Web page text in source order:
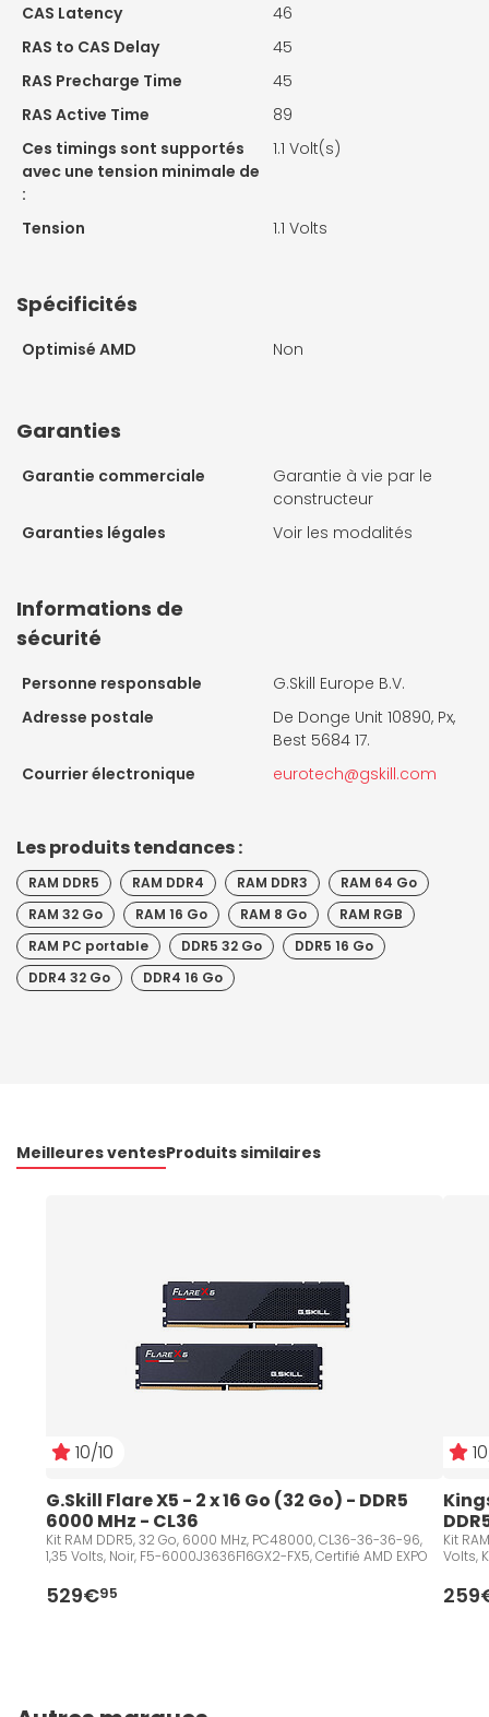
CAS Latency
46
RAS to CAS Delay
45
RAS Precharge Time
45
RAS Active Time
89
Ces timings sont supportés
avec une tension minimale de
:
1.1 Volt(s)
Tension 1.1 Volts
Spécificités
Optimisé AMD Non
Garanties
Garantie commerciale
Garantie à vie par le
constructeur
Garanties légales
Voir les modalités
Informations de
sécurité
Personne responsable
G.Skill Europe B.V.
Adresse postale
De Donge Unit 10890, Px,
Best 5684 17.
Courrier électronique
eurotech@gskill.com
Les produits tendances :
RAM DDR5 RAM DDR4 RAM DDR3
RAM 64 Go
RAM 32 Go
RAM 16 Go RAM 8 Go
RAM RGB
RAM PC portable
DDR5 32 Go
DDR5 16 Go
DDR4 32 Go
DDR4 16 Go
Meilleures ventesProduits similaires
10/10
G.Skill Flare X5 - 2 x 16 Go (32 Go) - DDR5
6000 MHz - CL36
Kit RAM DDR5, 32 Go, 6000 MHz, PC48000, CL36-36-36-96,
1,35 Volts, Noir, F5-6000J3636F16GX2-FX5, Certifié AMD EXPO
529€95
Kit
Volts,